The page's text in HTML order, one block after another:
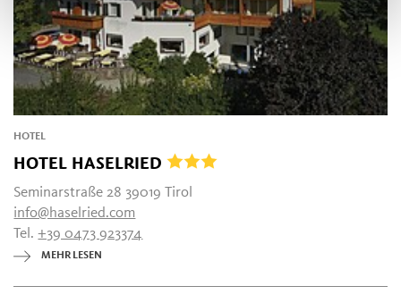
HOTEL
HOTEL HASELRIED
Seminarstraße 28 39019 Tirol
info@haselried.com
Tel.+39 0473 923374
MEHR LESEN